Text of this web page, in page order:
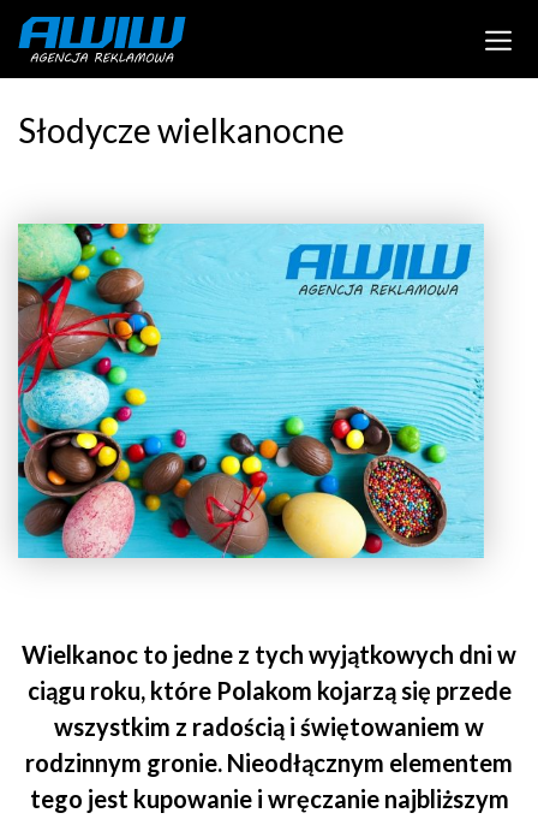
Słodycze wielkanocne
Wielkanoc to jedne z tych wyjątkowych dni w
ciągu roku, które Polakom kojarzą się przede
wszystkim z radością i świętowaniem w
rodzinnym gronie. Nieodłącznym elementem
tego jest kupowanie i wręczanie najbliższym